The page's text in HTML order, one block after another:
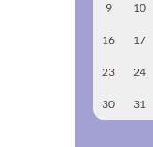
9 10
16 17
23 24
30 31